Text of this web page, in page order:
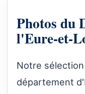
Photos du
l'Eure-et-
Notre
département